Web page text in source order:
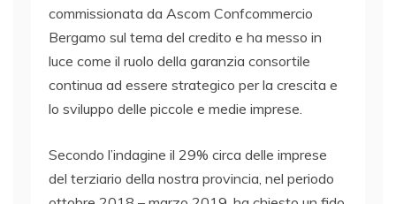
commissionata da Ascom Confcommercio
Bergamo sul tema del credito e ha messo in
luce come il ruolo della garanzia consortile
continua ad essere strategico per la crescita e
lo sviluppo delle piccole e medie imprese.
Secondo l’indagine il 29% circa delle imprese
del terziario della nostra provincia, nel periodo